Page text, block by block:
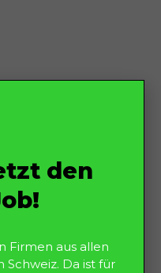
den
Firmen aus allen
Schweiz. Da ist für